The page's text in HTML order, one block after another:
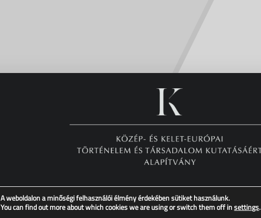
Copyright © XX. Század Intézet – Minden jog fenntartva!
A weboldalon a minőségi felhasználói élmény érdekében sütiket használunk.
You can find out more about which cookies we are using or switch them off insettings.